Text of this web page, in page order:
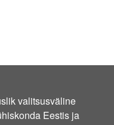
valitsusväline
Eestis ja